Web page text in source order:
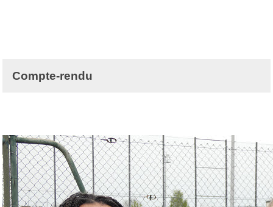
Compte-rendu